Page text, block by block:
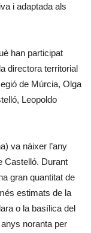
i adaptada als
han participat
directora territorial
de Múrcia, Olga
Leopoldo
va nàixer l’any
Castelló. Durant
gran quantitat de
estimats de la
o la basílica del
noranta per